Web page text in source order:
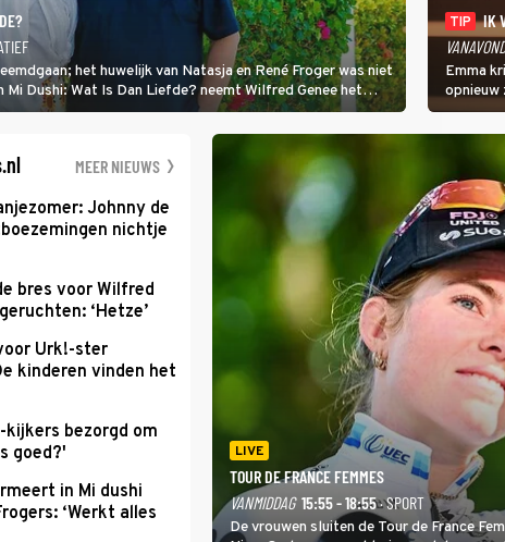
het huwelijk van Natasja en René Froger was niet
Dushi: Wat Is Dan Liefde? neemt Wilfred Genee het
het over de liefde te hebben.
TIP
IK
VANAVOND
Emma
opnieuw
Val Niet,
geven,
moet
MEER NIEUWS
Johnny de
nichtje
bres voor Wilfred
‘Hetze’
Urk!-ster
kinderen vinden het
kijkers bezorgd om
goed?'
in Mi dushi
‘Werkt alles
LIVE
TOUR DE FRANCE FEMMES
VANMIDDAG 15:55 - 18:55· SPORT
De vrouwen sluiten de Tour de France